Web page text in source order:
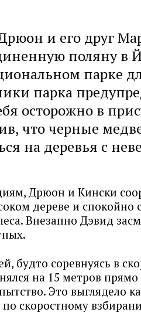
и его друг
поляну в
парке
парка
осторожно в
что черные
на деревья с
Дрюон и Кински
дереве и спокойно
Внезапно Дэвид
будто соревнуясь в
на 15 метров
Это выглядело
скоростному